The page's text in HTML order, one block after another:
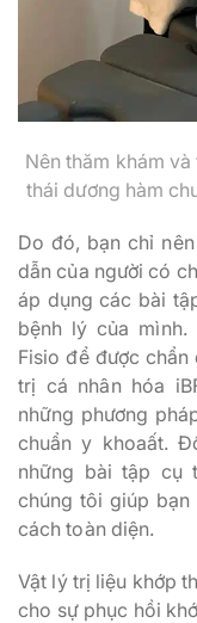
Nên thăm khám
thái dương hàm
Do đó, bạn chỉ
dẫn của người có
áp dụng các bài
bệnh lý của
Fisio để được
trị cá nhân hóa
những phương
chuẩn y khoaất.
những bài tập cụ
chúng tôi giúp
cách toàn diện.
Vật lý trị liệu khớp
cho sự phục hồi